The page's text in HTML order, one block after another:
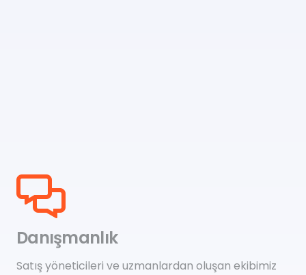
Danışmanlık
Satış yöneticileri ve uzmanlardan oluşan ekibimiz